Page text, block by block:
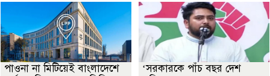
পাওনা না মিটিয়েই বাংলাদেশে
‘সরকারকে পাঁচ বছর দেশ